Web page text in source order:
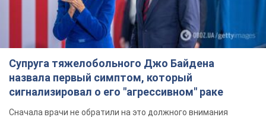
Супруга тяжелобольного Джо Байдена
назвала первый симптом, который
сигнализировал о его "агрессивном" раке
Сначала врачи не обратили на это должного внимания